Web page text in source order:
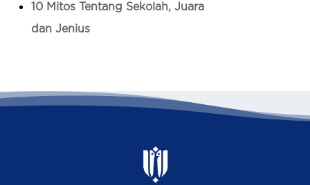
10 Mitos Tentang Sekolah, Juara
dan Jenius